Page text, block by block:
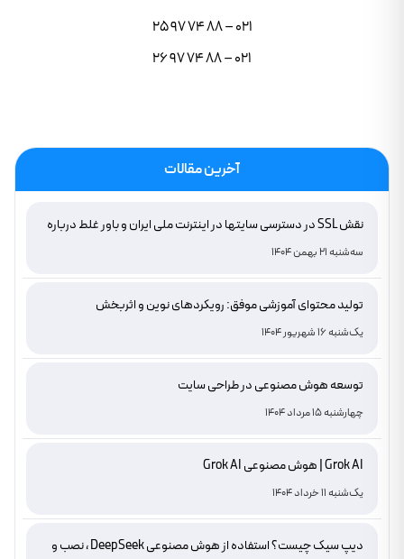
021 – 88 74 97 25
021 – 88 74 97 26
آخرین مقالات
نقش SSL در دسترسی سایتها در اینترنت ملی ایران و باور غلط درباره
سه‌شنبه 21 بهمن 1404
تولید محتوای آموزشی موفق: رویکردهای نوین و اثربخش
یک‌شنبه 16 شهریور 1404
توسعه هوش مصنوعی در طراحی سایت
چهارشنبه 15 مرداد 1404
Grok AI | هوش مصنوعی Grok AI
یک‌شنبه 11 خرداد 1404
دیپ سیک چیست؟ استفاده از هوش مصنوعی DeepSeek ، نصب و